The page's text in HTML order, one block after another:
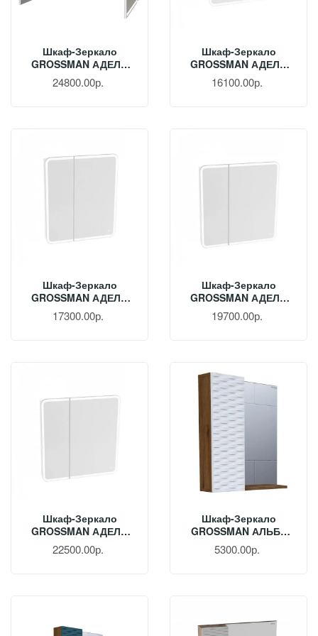
Шкаф-Зеркало
GROSSMAN АДЕЛЬ
100 См С LED
Подсветкой 2010004
24800.00р.
Шкаф-Зеркало
GROSSMAN АДЕЛЬ
60 См С LED
Подсветкой 206004
16100.00р.
Шкаф-Зеркало
GROSSMAN АДЕЛЬ
70 См С LED
Подсветкой 207004
17300.00р.
Шкаф-Зеркало
GROSSMAN АДЕЛЬ
80 См С LED
Подсветкой 208004
19700.00р.
Шкаф-Зеркало
GROSSMAN АДЕЛЬ
90 См С LED
Подсветкой 209004
22500.00р.
Шкаф-Зеркало
GROSSMAN АЛЬБА
65 См Веллингтон/
Белый 206501
5300.00р.